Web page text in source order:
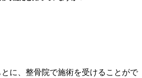
に、整骨院で施術を受けることがで